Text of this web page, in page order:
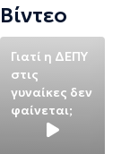
ολοκληρώσει την
καθοδήγηση του
Completion), καθώς
Συμπεριφορική
ADHD
) από το
στην προσέγγιση
από τονDr. Gabor
Βίντεο
Γιατί η ΔΕΠΥ
στις
γυναίκες δεν
φαίνεται;